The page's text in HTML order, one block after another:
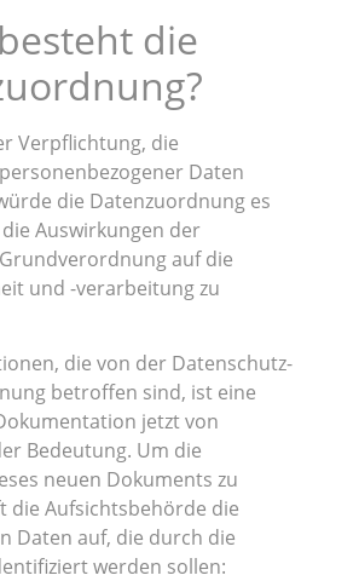
die
Verpflichtung, die
Daten
die Datenzuordnung es
Auswirkungen der
auf die
und -verarbeitung zu
die von der Datenschutz-
betroffen sind, ist eine
jetzt von
Bedeutung. Um die
neuen Dokuments zu
die Aufsichtsbehörde die
Daten auf, die durch die
werden sollen: